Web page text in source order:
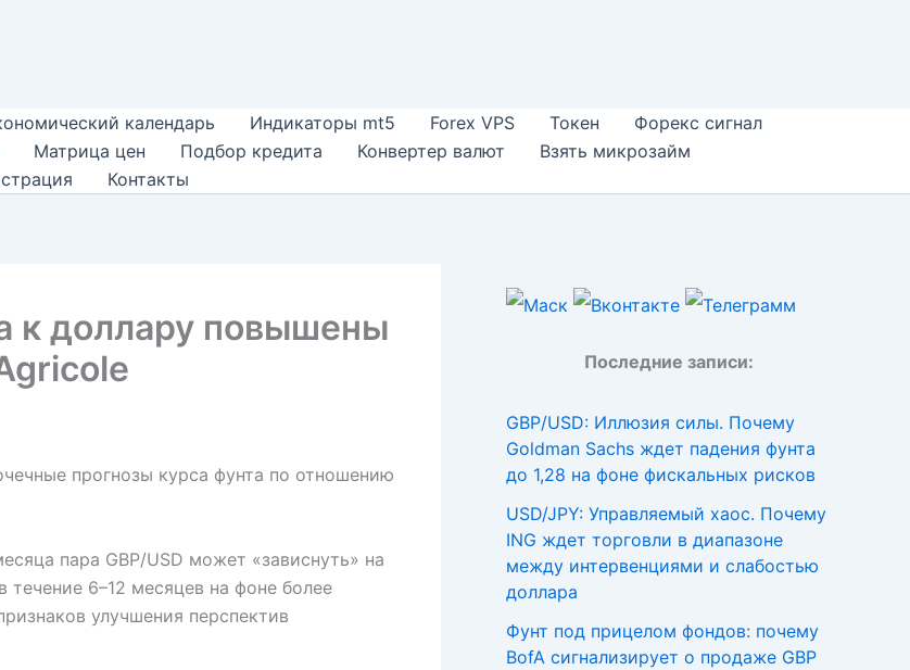
календарь Индикаторы mt5 Forex VPS Токен
Форекс сигнал
Матрица цен Подбор кредита Конвертер валют
Взять микрозайм
Контакты
к доллару повышены
прогнозы курса фунта по отношению
пара GBP/USD может «зависнуть» на
течение 6–12 месяцев на фоне более
улучшения перспектив
Последние записи:
GBP/USD: Иллюзия силы. Почему
Goldman Sachs ждет падения фунта
до 1,28 на фоне фискальных рисков
USD/JPY: Управляемый хаос. Почему
ING ждет торговли в диапазоне
между интервенциями и слабостью
доллара
Фунт под прицелом фондов: почему
BofA сигнализирует о продаже GBP